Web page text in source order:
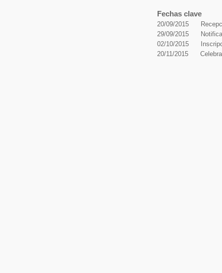
Fechas clave
20/09/2015
29/09/2015
02/10/2015
20/11/2015